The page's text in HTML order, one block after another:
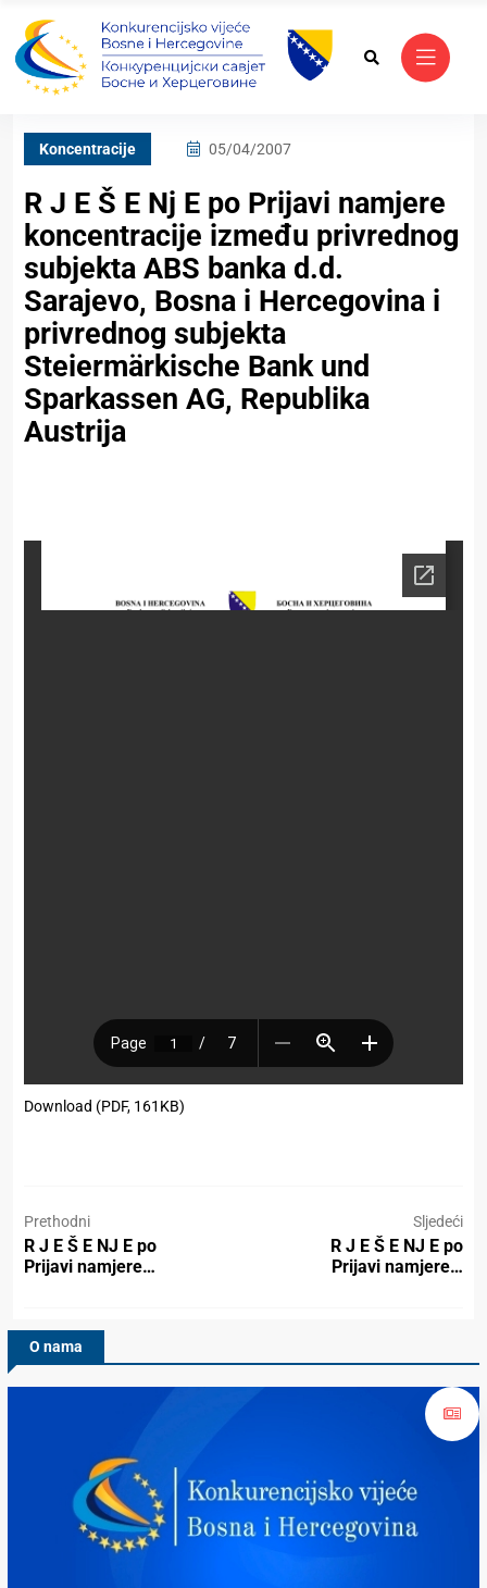
Koncentracije 05/04/2007
R J E Š E Nj E po Prijavi namjere
koncentracije između privrednog
subjekta ABS banka d.d.
Sarajevo, Bosna i Hercegovina i
privrednog subjekta
Steiermärkische Bank und
Sparkassen AG, Republika
Austrija
Download (PDF, 161KB)
Prethodni
R J E Š E NJ E po
Prijavi namjere…
Sljedeći
R J E Š E NJ E po
Prijavi namjere…
O nama